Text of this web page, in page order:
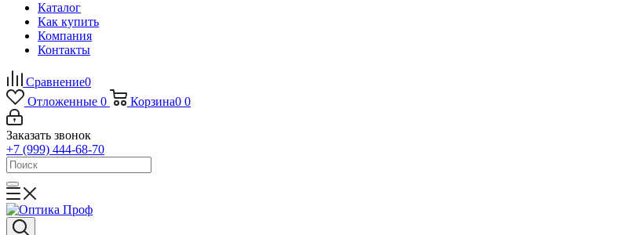
Каталог
Как купить
Компания
Контакты
Сравнение0
Отложенные 0 Корзина0 0
Заказать звонок
+7 (999) 444-68-70